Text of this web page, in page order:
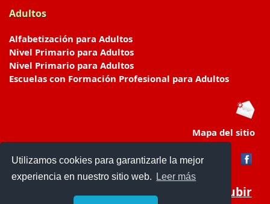
Utilizamos cookies para garantizarle la mejor
experiencia en nuestro sitio web.
Leer más
Adultos
Alfabetización para Adultos
Nivel Primario para Adultos
Nivel Primario para Adultos
Escuelas con Formación Profesional para Adultos
Mapa del sitio
Subir